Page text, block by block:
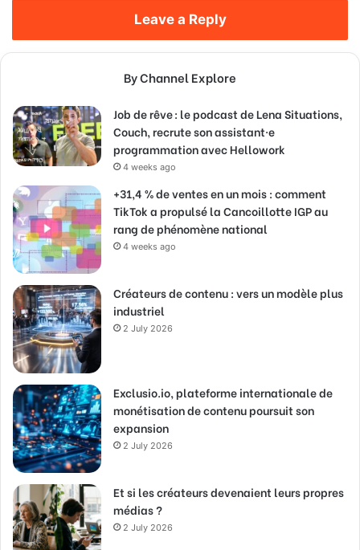
Leave a Reply
By Channel Explore
Job de rêve : le podcast de Lena Situations,
Couch, recrute son assistant·e
programmation avec Hellowork
4 weeks ago
+31,4 % de ventes en un mois : comment
TikTok a propulsé la Cancoillotte IGP au
rang de phénomène national
4 weeks ago
Créateurs de contenu : vers un modèle plus
industriel
2 July 2026
Exclusio.io, plateforme internationale de
monétisation de contenu poursuit son
expansion
2 July 2026
Et si les créateurs devenaient leurs propres
médias ?
2 July 2026